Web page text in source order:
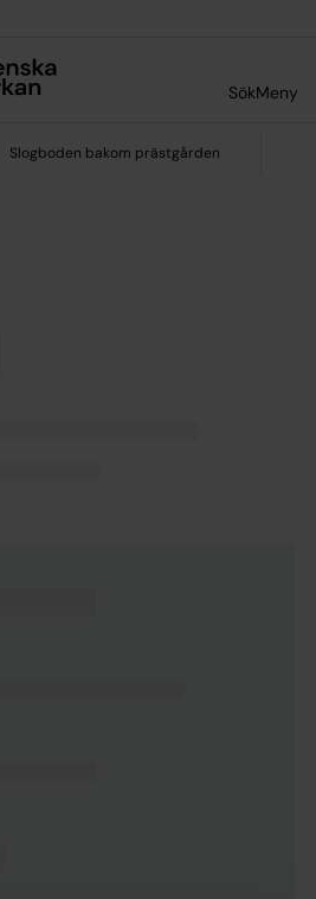
SökMeny
Slogboden bakom prästgården